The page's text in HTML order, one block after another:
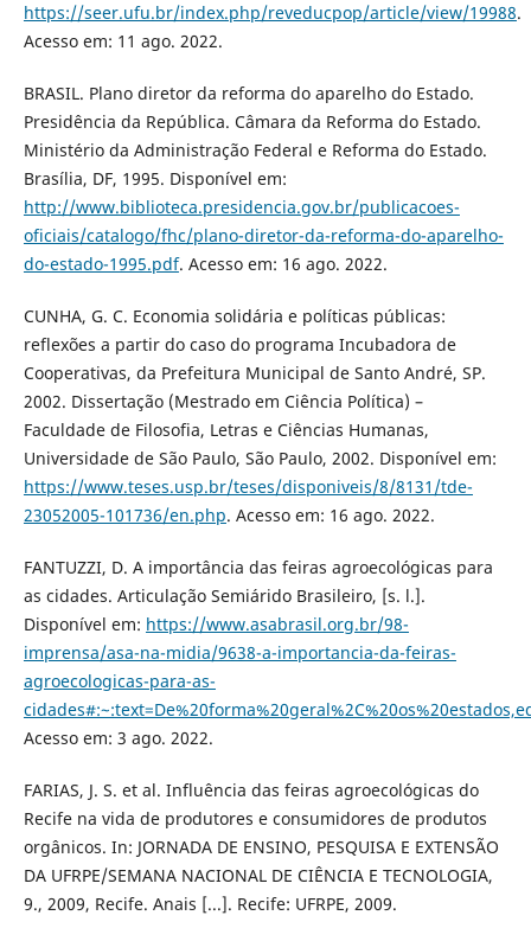
https://seer.ufu.br/index.php/reveducpop/article/view/19988.
Acesso em: 11 ago. 2022.
BRASIL. Plano diretor da reforma do aparelho do Estado.
Presidência da República. Câmara da Reforma do Estado.
Ministério da Administração Federal e Reforma do Estado.
Brasília, DF, 1995. Disponível em:
http://www.biblioteca.presidencia.gov.br/publicacoes-
oficiais/catalogo/fhc/plano-diretor-da-reforma-do-aparelho-
do-estado-1995.pdf. Acesso em: 16 ago. 2022.
CUNHA, G. C. Economia solidária e políticas públicas:
reflexões a partir do caso do programa Incubadora de
Cooperativas, da Prefeitura Municipal de Santo André, SP.
2002. Dissertação (Mestrado em Ciência Política) –
Faculdade de Filosofia, Letras e Ciências Humanas,
Universidade de São Paulo, São Paulo, 2002. Disponível em:
https://www.teses.usp.br/teses/disponiveis/8/8131/tde-
23052005-101736/en.php. Acesso em: 16 ago. 2022.
FANTUZZI, D. A importância das feiras agroecológicas para
as cidades. Articulação Semiárido Brasileiro, [s. l.].
Disponível em: https://www.asabrasil.org.br/98-
imprensa/asa-na-midia/9638-a-importancia-da-feiras-
agroecologicas-para-as-
Acesso em: 3 ago. 2022.
FARIAS, J. S. et al. Influência das feiras agroecológicas do
Recife na vida de produtores e consumidores de produtos
orgânicos. In: JORNADA DE ENSINO, PESQUISA E EXTENSÃO
DA UFRPE/SEMANA NACIONAL DE CIÊNCIA E TECNOLOGIA,
9., 2009, Recife. Anais [...]. Recife: UFRPE, 2009.